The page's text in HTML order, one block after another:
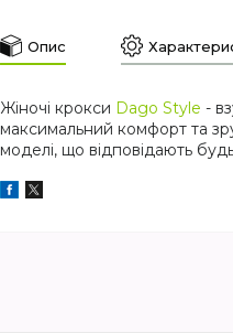
Опис
Жіночі крокси Dago Style -
максимальний комфорт та
моделі, що відповідають